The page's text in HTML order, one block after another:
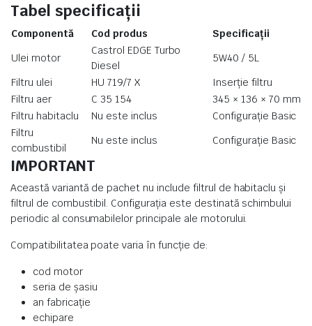
Tabel specificații
Componentă Cod produs
Specificații
Ulei motor
Castrol EDGE Turbo
Diesel
5W40 / 5L
Filtru ulei
HU 719/7 X
Inserție filtru
Filtru aer
C 35 154
345 × 136 × 70 mm
Filtru habitaclu
Nu este inclus
Configurație Basic
Filtru
combustibil
Nu este inclus Configurație Basic
IMPORTANT
Această variantă de pachet nu include filtrul de habitaclu și
filtrul de combustibil. Configurația este destinată schimbului
periodic al consumabilelor principale ale motorului.
Compatibilitatea poate varia în funcție de:
cod motor
seria de șasiu
an fabricație
echipare